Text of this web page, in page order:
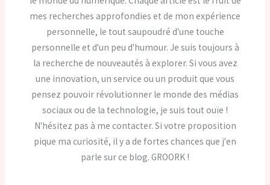
mes recherches approfondies et de mon expérience
personnelle, le tout saupoudré d'une touche
personnelle et d'un peu d'humour. Je suis toujours à
la recherche de nouveautés à explorer. Si vous avez
une innovation, un service ou un produit que vous
pensez pouvoir révolutionner le monde des médias
sociaux ou de la technologie, je suis tout ouïe !
N'hésitez pas à me contacter. Si votre proposition
pique ma curiosité, il y a de fortes chances que j'en
parle sur ce blog. GROORK !